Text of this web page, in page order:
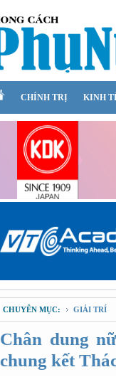
CHÍNH TRỊ KINH
CHUYÊN MỤC: GIẢI TRÍ
Chân dung
chung kết